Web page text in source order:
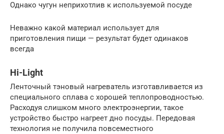
Однако чугун неприхотлив к используемой посуде
Неважно какой материал использует для
приготовления пищи — результат будет одинаков
всегда
Hi-Light
Ленточный тэновый нагреватель изготавливается из
специального сплава с хорошей теплопроводностью.
Расходуя слишком много электроэнергии, такое
устройство быстро нагреет дно посуды. Передовая
технология не получила повсеместного